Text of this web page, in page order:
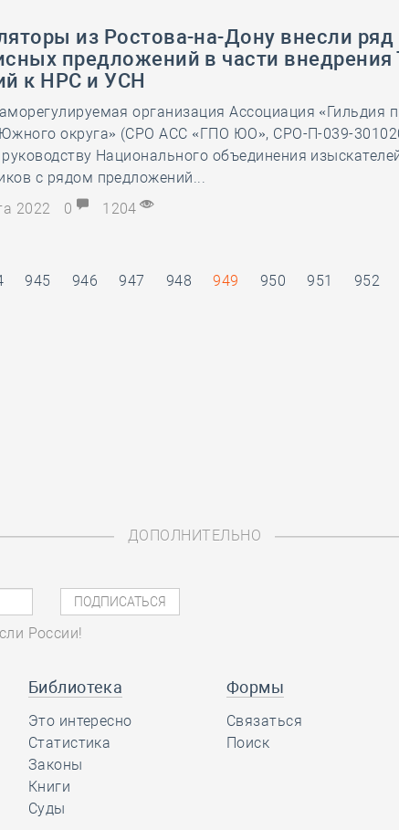
из Ростова-на-Дону внесли ряд
предложений в части
к НРС и УСН
организация Ассоциация «Гильдия
округа» (СРО АСС «ГПО ЮО», СРО-П-039-
Национального объединения
с рядом предложений...
2022
0 1204
945 946 947 948 949 950 951 952
ДОПОЛНИТЕЛЬНО
России!
Библиотека
Это интересно
Статистика
Законы
Книги
Суды
Формы
Связаться
Поиск